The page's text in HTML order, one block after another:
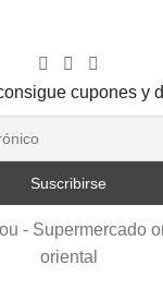
cupones y
- Supermercado
oriental